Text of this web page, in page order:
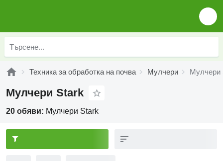
Техника за обработка на почва Мулчери Мулчери
Мулчери Stark
20 обяви: Мулчери Stark